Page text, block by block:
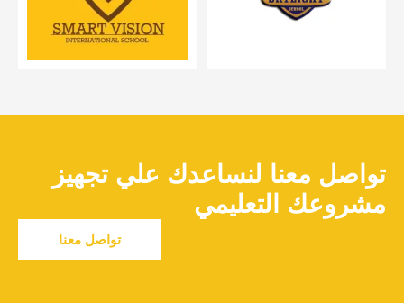
تواصل معنا لنساعدك علي تجهيز
مشروعك التعليمي
تواصل معنا